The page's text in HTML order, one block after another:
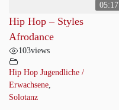
05:17
Hip Hop – Styles
Afrodance
103views
Hip Hop Jugendliche /
Erwachsene,
Solotanz